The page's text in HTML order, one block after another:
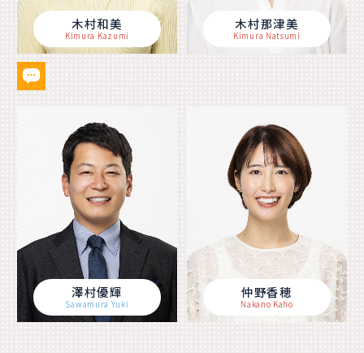
木村和美
Kimura Kazumi
木村那津美
Kimura Natsumi
澤村優輝
Sawamura Yuki
仲野香穂
Nakano Kaho